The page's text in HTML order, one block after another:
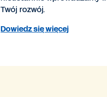
Twój rozwój.
Dowiedz się więcej